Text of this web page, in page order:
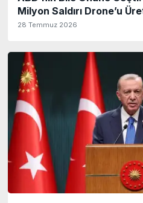
Milyon Saldırı Drone’u
28 Temmuz 2026